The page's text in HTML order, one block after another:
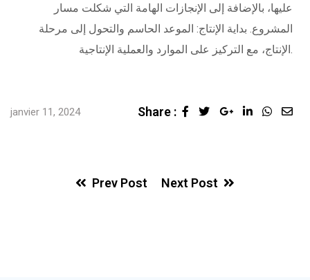
عليها، بالإضافة إلى الإنجازات الهامة التي شكلت مسار
المشروع. بداية الإنتاج: الموعد الحاسم والتحول إلى مرحلة
الإنتاج، مع التركيز على الموارد والعملية الإنتاجية.
janvier 11, 2024 Share :
Prev Post Next Post